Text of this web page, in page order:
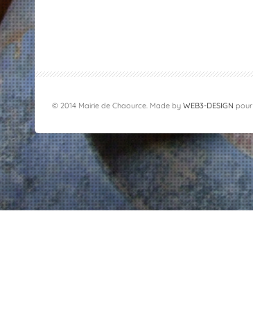
© 2014 Mairie de Chaource. Made by WEB3-DESIGN pour